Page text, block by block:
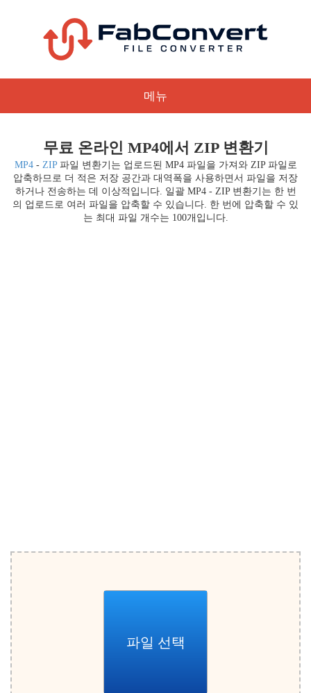
메뉴
무료 온라인 MP4에서 ZIP 변환기
MP4- ZIP파일 변환기는 업로드된 MP4 파일을 가져와 ZIP 파일로
압축하므로 더 적은 저장 공간과 대역폭을 사용하면서 파일을 저장
하거나 전송하는 데 이상적입니다. 일괄 MP4 - ZIP 변환기는 한 번
의 업로드로 여러 파일을 압축할 수 있습니다. 한 번에 압축할 수 있
는 최대 파일 개수는 100개입니다.
파일 선택